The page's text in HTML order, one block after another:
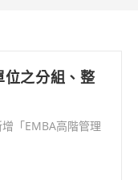
位之分組、整
「EMBA高階管理